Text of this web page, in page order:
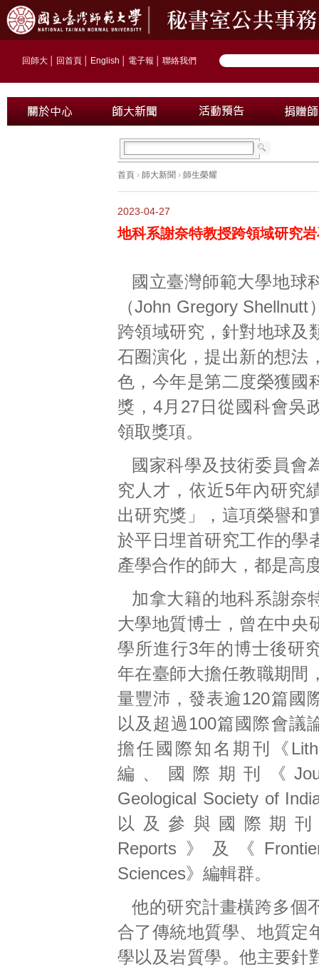
回師大 回首頁 English 電子報 聯絡我們
首頁 › 師大新聞 › 師生榮耀
2023-04-27
地科系謝奈特教授跨領域研究
國立臺灣師範大學地球
（John Gregory
跨領域研究，針對地球及
石圈演化，提出新的想法
色，今年是第二度榮獲國
獎，4月27日從國科會吳
領取獎項。
國家科學及技術委員會
究人才，依近5年內研究
出研究獎」，這項榮譽和
於平日埋首研究工作的學
產學合作的師大，都是高
加拿大籍的地科系謝奈
大學地質博士，曾在中央
學所進行3年的博士後研
年在臺師大擔任教職期間
量豐沛，發表逾120篇國
以及超過100篇國際會議
擔任國際知名期刊《
編、國際期刊《
Geological Society of
以及參與國際期刊
Reports》及《
Sciences》編輯群。
他的研究計畫橫跨多個
合了傳統地質學、地質定
學以及岩質學。他主要針